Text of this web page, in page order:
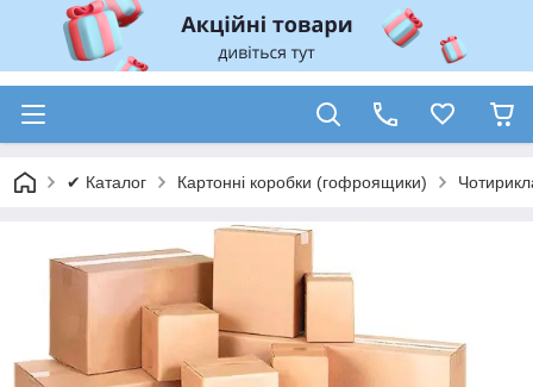
✔ Каталог Картонні коробки (гофроящики)